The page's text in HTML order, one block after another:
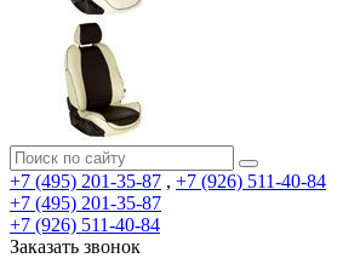
+7 (495) 201-35-87 , +7 (926) 511-40-84
+7 (495) 201-35-87
+7 (926) 511-40-84
Заказать звонок